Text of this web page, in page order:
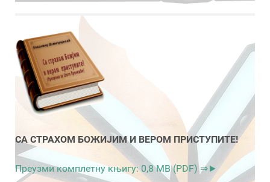
СА СТРАХОМ БОЖИЈИМ И ВЕРОМ ПРИСТУПИТЕ!
Преузми комплетну књигу: 0,8 MB (PDF) ⇒►